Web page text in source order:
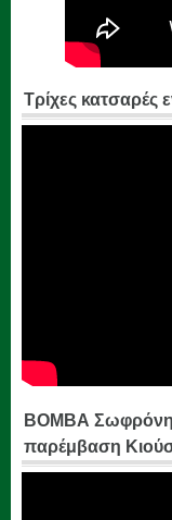
Τρίχες κατσαρές
ΒΟΜΒΑ Σωφρόνη:
παρέμβαση